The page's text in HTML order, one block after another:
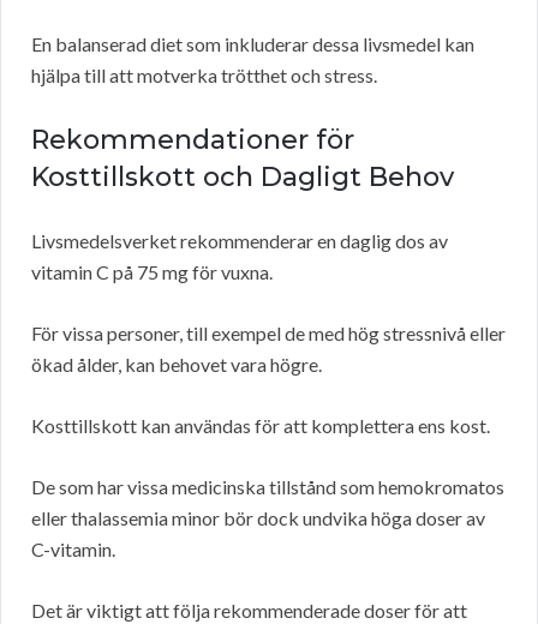
En balanserad diet som inkluderar dessa livsmedel kan
hjälpa till att motverka trötthet och stress.
Rekommendationer för
Kosttillskott och Dagligt Behov
Livsmedelsverket rekommenderar en daglig dos av
vitamin C på 75 mg för vuxna.
För vissa personer, till exempel de med hög stressnivå eller
ökad ålder, kan behovet vara högre.
Kosttillskott kan användas för att komplettera ens kost.
De som har vissa medicinska tillstånd som hemokromatos
eller thalassemia minor bör dock undvika höga doser av
C-vitamin.
Det är viktigt att följa rekommenderade doser för att